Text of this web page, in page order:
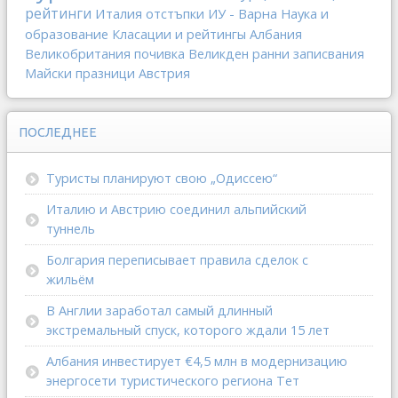
рейтинги Италия отстъпки ИУ - Варна Наука и
образование Класации и рейтингы Албания
Великобритания почивка Великден ранни записвания
Майски празници Австрия
ПОСЛЕДНЕЕ
Туристы планируют свою „Одиссею“
Италию и Австрию соединил альпийский
туннель
Болгария переписывает правила сделок с
жильём
В Англии заработал самый длинный
экстремальный спуск, которого ждали 15 лет
Албания инвестирует €4,5 млн в модернизацию
энергосети туристического региона Тет